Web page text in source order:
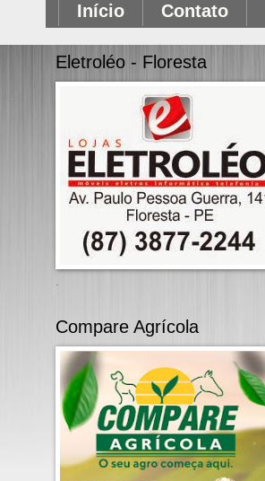
Início Contato
Eletroléo - Floresta
.
Compare Agrícola